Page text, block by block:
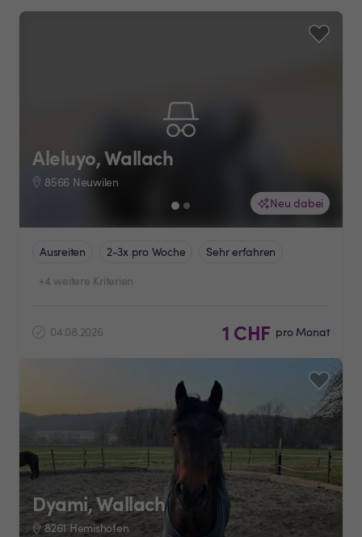
Neu dabei
Aleluyo, Wallach
8566 Neuwilen
Ausreiten 2-3x pro Woche
Sehr erfahren
+4 weitere Kriterien
04.08.2026 1 CHF pro Monat
Dyami, Wallach
8261 Hemishofen